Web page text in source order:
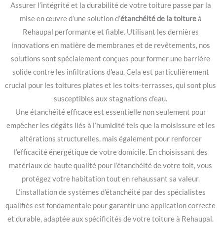
Assurer l’intégrité et la durabilité de votre toiture passe par la
mise en œuvre d’une solution d’étanchéité de la toitureà
Rehaupal performante et fiable. Utilisant les dernières
innovations en matière de membranes et de revêtements, nos
solutions sont spécialement conçues pour former une barrière
solide contre les infiltrations d’eau. Cela est particulièrement
crucial pour les toitures plates et les toits-terrasses, qui sont plus
susceptibles aux stagnations d’eau.
Une étanchéité efficace est essentielle non seulement pour
empêcher les dégâts liés à l’humidité tels que la moisissure et les
altérations structurelles, mais également pour renforcer
l’efficacité énergétique de votre domicile. En choisissant des
matériaux de haute qualité pour l’étanchéité de votre toit, vous
protégez votre habitation tout en rehaussant sa valeur.
L’installation de systèmes d’étanchéité par des spécialistes
qualifiés est fondamentale pour garantir une application correcte
et durable, adaptée aux spécificités de votre toiture à Rehaupal.